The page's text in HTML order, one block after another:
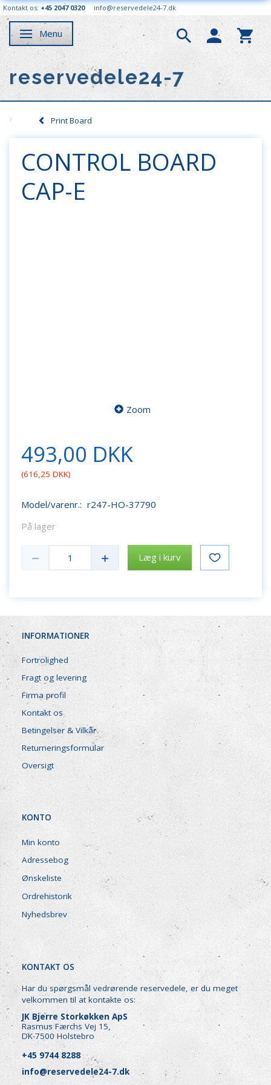
Kontakt os: +45 2047 0320 info@reservedele24-7.dk
Skifte navigation
Menu
reservedele24-7
Print Board
CONTROL BOARD
CAP-E
Zoom
493,00 DKK
(616,25 DKK)
Model/varenr.: r247-HO-37790
På lager
Læg i kurv
INFORMATIONER
Fortrolighed
Fragt og levering
Firma profil
Kontakt os
Betingelser & Vilkår
Returneringsformular
Oversigt
KONTO
Min konto
Adressebog
Ønskeliste
Ordrehistorik
Nyhedsbrev
KONTAKT OS
Har du spørgsmål vedrørende reservedele, er du meget
velkommen til at kontakte os:
JK Bjerre Storkøkken ApS
Rasmus Færchs Vej 15,
DK-7500 Holstebro
+45 9744 8288
info@reservedele24-7.dk